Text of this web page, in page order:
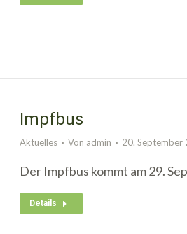
Impfbus
Aktuelles Von admin 20. September
Der Impfbus kommt am 29.
Details